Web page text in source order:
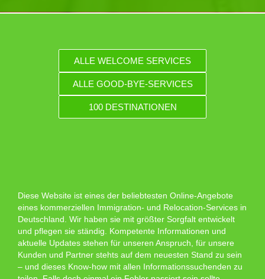
ALLE WELCOME SERVICES
ALLE GOOD-BYE-SERVICES
100 DESTINATIONEN
Diese Website ist eines der beliebtesten Online-Angebote
eines kommerziellen Immigration- und Relocation-Services in
Deutschland. Wir haben sie mit größter Sorgfalt entwickelt
und pflegen sie ständig. Kompetente Informationen und
aktuelle Updates stehen für unseren Anspruch, für unsere
Kunden und Partner stehts auf dem neuesten Stand zu sein
– und dieses Know-how mit allen Informationssuchenden zu